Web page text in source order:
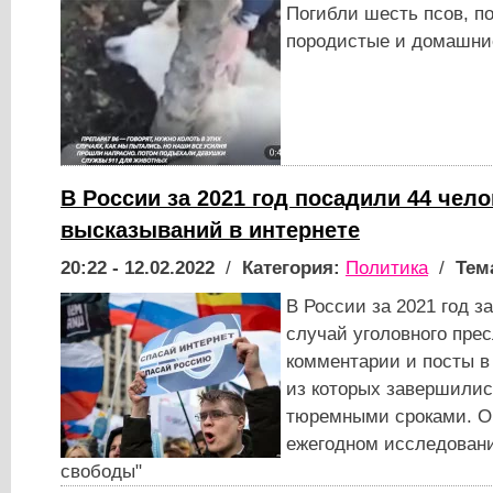
Погибли шесть псов,
породистые и
В России за 2021 год посадили 44
высказываний в интернете
20:22 - 12.02.2022 / Категория: Политика/
В России за 2021 год
случай уголовного
комментарии и посты
из которых
тюремными сроками.
ежегодном
свободы"